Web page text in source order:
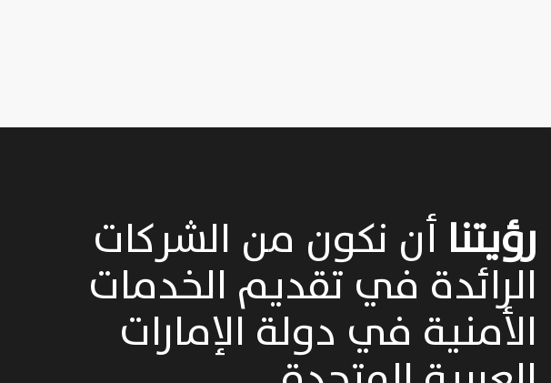
رؤيتنا أن نكون من الشركات
الرائدة في تقديم الخدمات
الأمنية في دولة الإمارات